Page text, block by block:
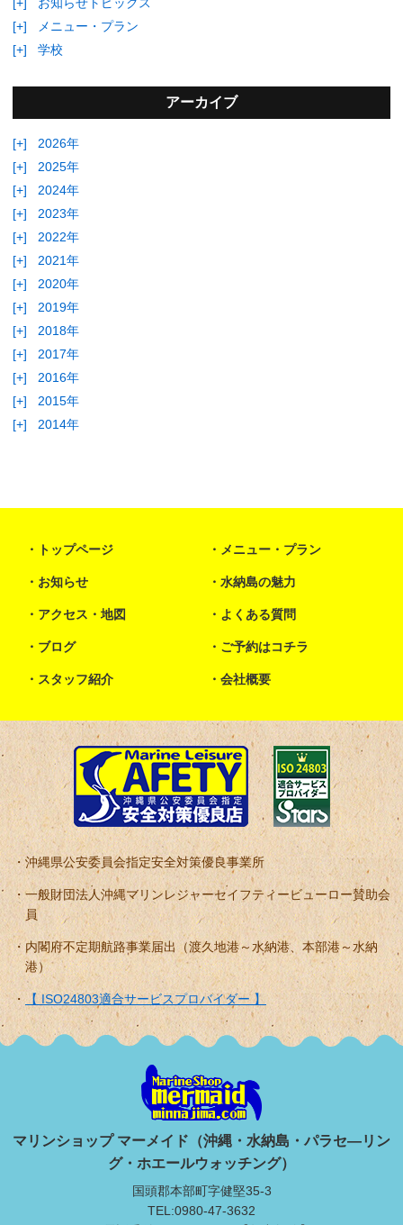
[+]
メニュー・プラン
[+]
学校
アーカイブ
[+]
2026年
[+]
2025年
[+]
2024年
[+]
2023年
[+]
2022年
[+]
2021年
[+]
2020年
[+]
2019年
[+]
2018年
[+]
2017年
[+]
2016年
[+]
2015年
[+]
2014年
トップページ メニュー・プラン
お知らせ 水納島の魅力
アクセス・地図 よくある質問
ブログ ご予約はコチラ
スタッフ紹介 会社概要
沖縄県公安委員会指定安全対策優良事業所
一般財団法人沖縄マリンレジャーセイフティービューロー賛助会
員
内閣府不定期航路事業届出（渡久地港～水納港、本部港～水納
港）
【 ISO24803適合サービスプロバイダー 】
マリンショップ マーメイド（沖縄・水納島・パラセ―リン
グ・ホエールウォッチング）
国頭郡本部町字健堅35-3
TEL:0980-47-3632